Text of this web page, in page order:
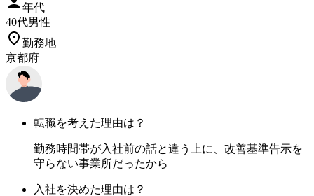
年代
40代男性
勤務地
京都府
転職を考えた理由は？
勤務時間帯が入社前の話と違う上に、改善基準告示を
守らない事業所だったから
入社を決めた理由は？